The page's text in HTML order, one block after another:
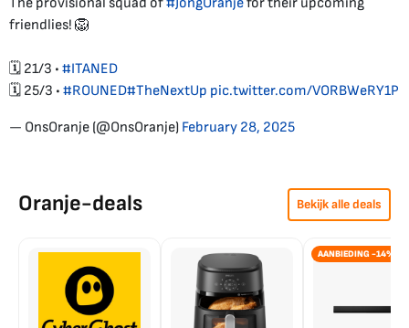
The provisional squad of#JongOranjefor their upcoming
friendlies! 🦁
🗓️ 21/3 • #ITANED
🗓️ 25/3 • #ROUNED#TheNextUp pic.twitter.com/VORBWeRY1P
— OnsOranje (@OnsOranje) February 28, 2025
Oranje-deals Bekijk alle deals
AANBIEDING -14%